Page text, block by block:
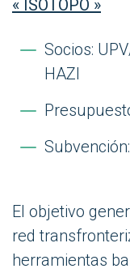
« ISOTOPO »
Socios:
HAZI
El objetivo
red
herramientas